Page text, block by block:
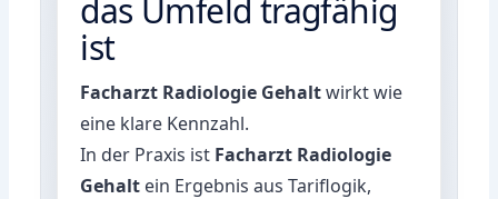
das Umfeld tragfähig
ist
Facharzt Radiologie Gehaltwirkt wie
eine klare Kennzahl.
In der Praxis ist Facharzt Radiologie
Gehalt ein Ergebnis aus Tariflogik,